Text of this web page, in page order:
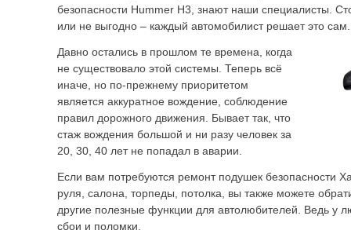
безопасности Hummer H3, знают наши специалисты.
или не выгодно – каждый автомобилист решает это сам.
Давно остались в прошлом те времена, когда
не существовало этой системы. Теперь всё
иначе, но по-прежнему приоритетом
является аккуратное вождение, соблюдение
правил дорожного движения. Бывает так, что
стаж вождения большой и ни разу человек за
20, 30, 40 лет не попадал в аварии.
Если вам потребуются ремонт подушек безопасности
руля, салона, торпеды, потолка, вы также можете
другие полезные функции для автолюбителей. Ведь у
сбои и поломки.